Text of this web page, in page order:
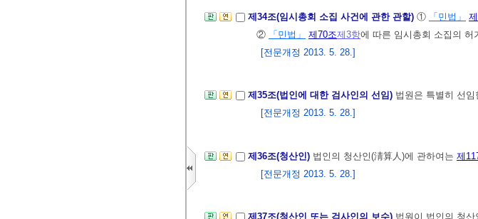
제34조(임시총회 소집 사건에 관한 관할) ① 「민법」
②
「민법」 제70조제3항에 따른 임시총회 소집의 허
[전문개정 2013. 5. 28.]
제35조(법인에 대한 검사인의 선임) 법원은 특별히 선
[전문개정 2013. 5. 28.]
제36조(청산인) 법인의 청산인(淸算人)에 관하여는 제
[전문개정 2013. 5. 28.]
제37조(청산인 또는 검사인의 보수) 법원이 법인의 청산